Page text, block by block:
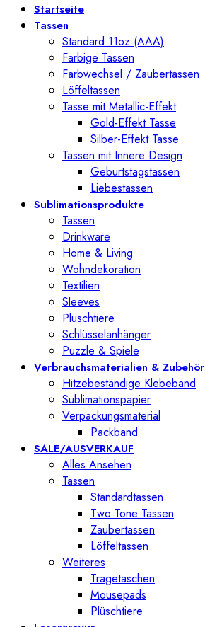
Startseite
Tassen
Standard 11oz (AAA)
Farbige Tassen
Farbwechsel / Zaubertassen
Löffeltassen
Tasse mit Metallic-Effekt
Gold-Effekt Tasse
Silber-Effekt Tasse
Tassen mit Innere Design
Geburtstagstassen
Liebestassen
Sublimationsprodukte
Tassen
Drinkware
Home & Living
Wohndekoration
Textilien
Sleeves
Pluschtiere
Schlüsselanhänger
Puzzle & Spiele
Verbrauchsmaterialien & Zubehör
Hitzebeständige Klebeband
Sublimationspapier
Verpackungsmaterial
Packband
SALE/AUSVERKAUF
Alles Ansehen
Tassen
Standardtassen
Two Tone Tassen
Zaubertassen
Löffeltassen
Weiteres
Tragetaschen
Mousepads
Plüschtiere